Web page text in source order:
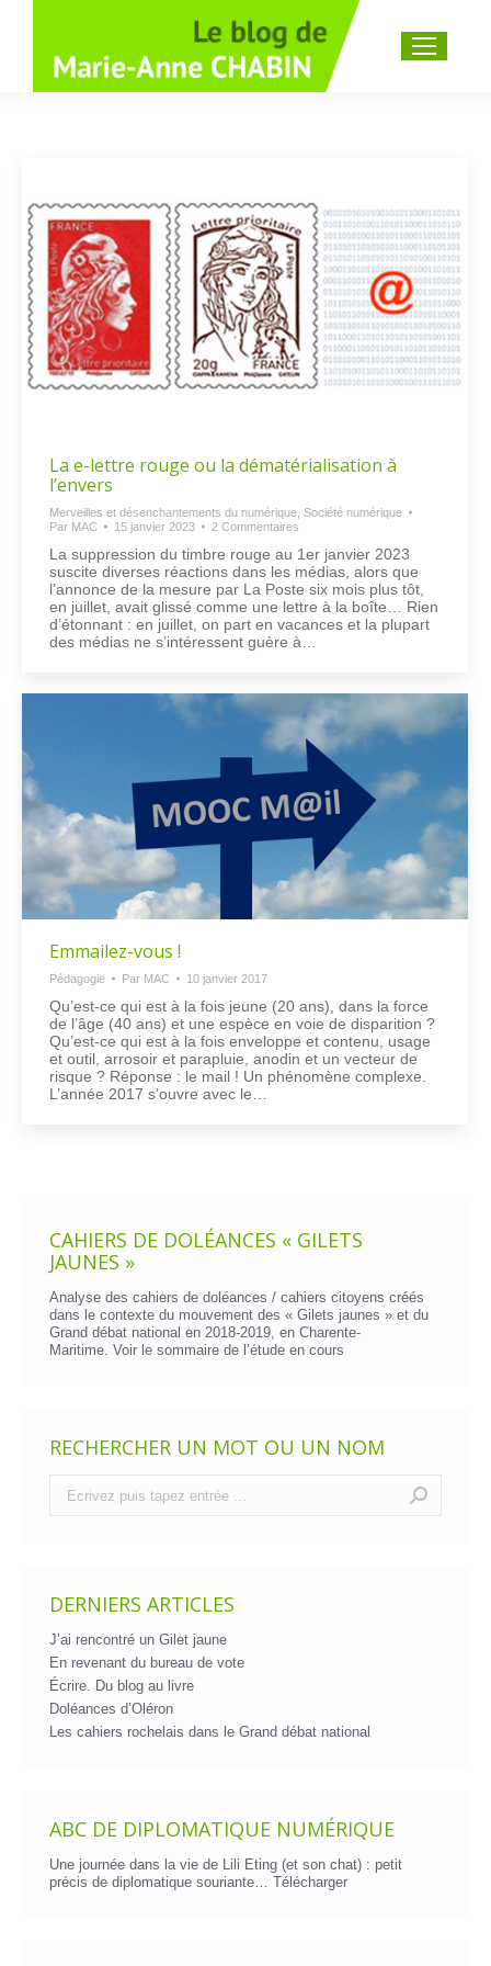
Recherche
La e-lettre rouge ou la dématérialisation à
l’envers
Merveilles et désenchantements du numérique Société numérique
Par MAC 15 janvier 2023 2 Commentaires
La suppression du timbre rouge au 1er janvier 2023
suscite diverses réactions dans les médias, alors que
l’annonce de la mesure par La Poste six mois plus tôt,
en juillet, avait glissé comme une lettre à la boîte… Rien
d’étonnant : en juillet, on part en vacances et la plupart
des médias ne s’intéressent guère à…
Emmailez-vous !
Pédagogie Par MAC 10 janvier 2017
Qu’est-ce qui est à la fois jeune (20 ans), dans la force
de l’âge (40 ans) et une espèce en voie de disparition ?
Qu’est-ce qui est à la fois enveloppe et contenu, usage
et outil, arrosoir et parapluie, anodin et un vecteur de
risque ? Réponse : le mail ! Un phénomène complexe.
L’année 2017 s’ouvre avec le…
CAHIERS DE DOLÉANCES « GILETS
JAUNES »
Analyse des cahiers de doléances / cahiers citoyens créés
dans le contexte du mouvement des « Gilets jaunes » et du
Grand débat national en 2018-2019, en Charente-
Maritime. Voir le sommaire de l’étude en cours
RECHERCHER UN MOT OU UN NOM
DERNIERS ARTICLES
J’ai rencontré un Gilet jaune
En revenant du bureau de vote
Écrire. Du blog au livre
Doléances d’Oléron
Les cahiers rochelais dans le Grand débat national
ABC DE DIPLOMATIQUE NUMÉRIQUE
Une journée dans la vie de Lili Eting (et son chat) : petit
précis de diplomatique souriante… Télécharger